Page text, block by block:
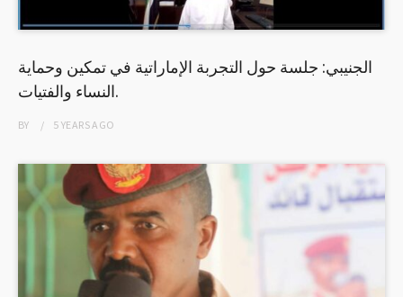
الجنيبي: جلسة حول التجربة الإماراتية في تمكين وحماية
النساء والفتيات.
BY 5 YEARSAGO